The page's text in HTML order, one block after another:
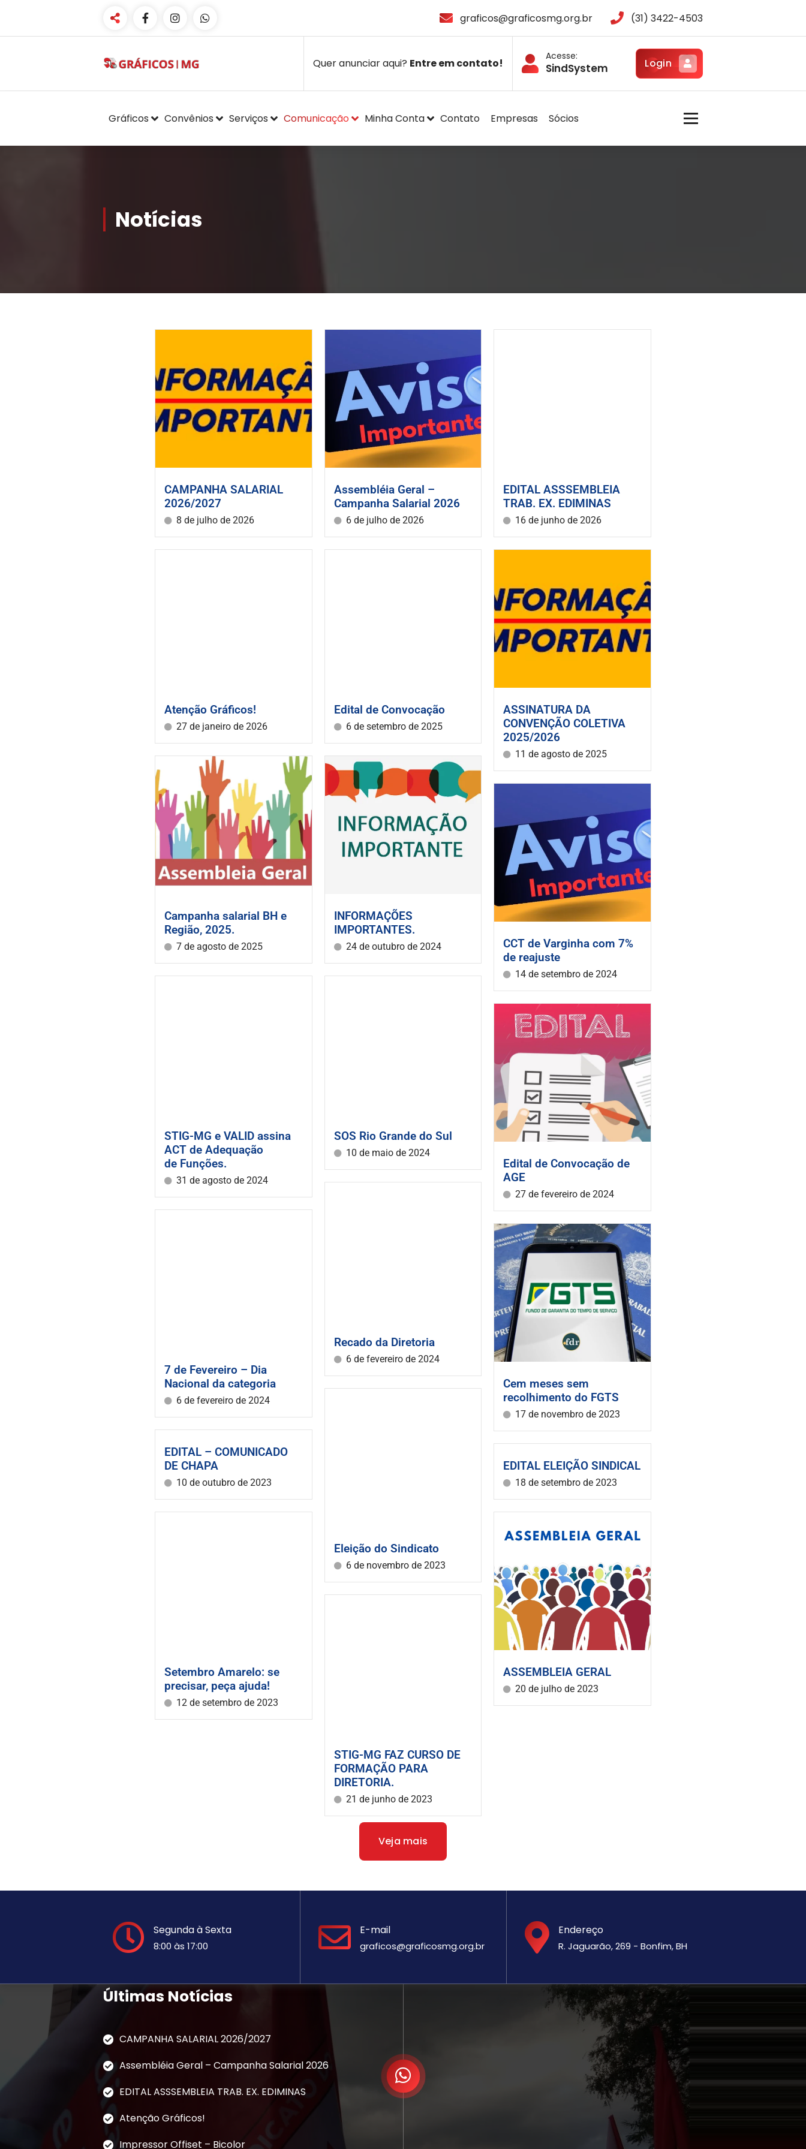
graficos@graficosmg.org.br (31) 3422-4503
Quer anunciar aqui? Entre em contato!
Acesse:
SindSystem Login
Gráficos Convênios Serviços Comunicação Minha Conta Contato Empresas Sócios
Notícias
CAMPANHA SALARIAL
2026/2027
8 de julho de 2026
Assembléia Geral –
Campanha Salarial 2026
6 de julho de 2026
EDITAL ASSSEMBLEIA
TRAB. EX. EDIMINAS
16 de junho de 2026
Atenção Gráficos!
27 de janeiro de 2026
Edital de Convocação
6 de setembro de 2025
ASSINATURA DA
CONVENÇÃO COLETIVA
2025/2026
11 de agosto de 2025
Campanha salarial BH e
Região, 2025.
7 de agosto de 2025
INFORMAÇÕES
IMPORTANTES.
24 de outubro de 2024
CCT de Varginha com 7%
de reajuste
14 de setembro de 2024
STIG-MG e VALID assina
ACT de Adequação
de Funções.
31 de agosto de 2024
SOS Rio Grande do Sul
10 de maio de 2024
Edital de Convocação de
AGE
27 de fevereiro de 2024
Recado da Diretoria
6 de fevereiro de 2024
7 de Fevereiro – Dia
Nacional da categoria
6 de fevereiro de 2024
Cem meses sem
recolhimento do FGTS
17 de novembro de 2023
Eleição do Sindicato
6 de novembro de 2023
EDITAL – COMUNICADO
DE CHAPA
10 de outubro de 2023
EDITAL ELEIÇÃO SINDICAL
18 de setembro de 2023
Setembro Amarelo: se
precisar, peça ajuda!
12 de setembro de 2023
ASSEMBLEIA GERAL
20 de julho de 2023
STIG-MG FAZ CURSO DE
FORMAÇÃO PARA
DIRETORIA.
21 de junho de 2023
Veja mais
Segunda à Sexta
8:00 às 17:00
E-mail
graficos@graficosmg.org.br
Endereço
R. Jaguarão, 269 - Bonfim, BH
Últimas Notícias
CAMPANHA SALARIAL 2026/2027
Assembléia Geral – Campanha Salarial 2026
EDITAL ASSSEMBLEIA TRAB. EX. EDIMINAS
Atenção Gráficos!
Impressor Offiset – Bicolor